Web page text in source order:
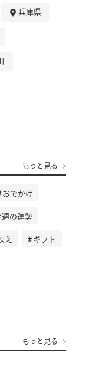
兵庫県
もっと見る
おでかけ
の運勢
え ギフト
もっと見る